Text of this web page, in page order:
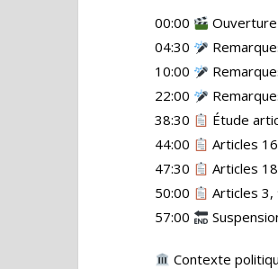
00:00
04:30
10:00
22:00
38:30
Étude
44:00
Articles
47:30
Articles
50:00
Articles
57:00
Contexte